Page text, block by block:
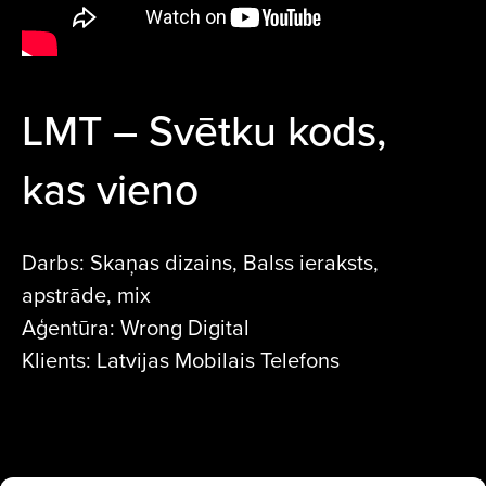
LMT – Svētku kods,
kas vieno
Darbs: Skaņas dizains, Balss ieraksts,
apstrāde, mix
Aģentūra: Wrong Digital
Klients: Latvijas Mobilais Telefons